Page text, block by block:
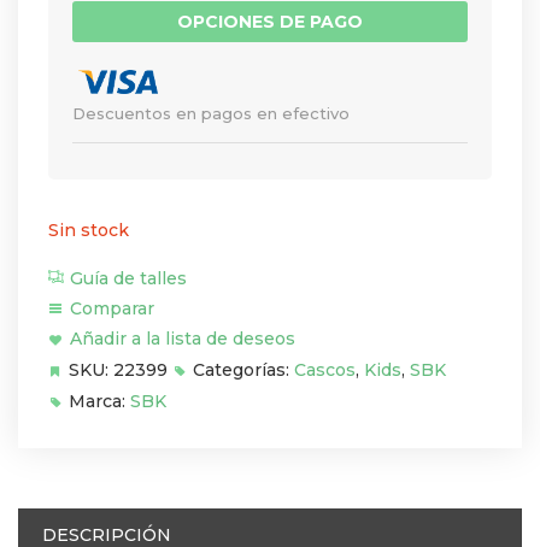
Sin stock
Guía de talles
Comparar
Añadir a la lista de deseos
SKU: 22399 Categorías: Cascos, Kids, SBK
Marca: SBK
OPCIONES DE PAGO
Descuentos en pagos en efectivo
DESCRIPCIÓN